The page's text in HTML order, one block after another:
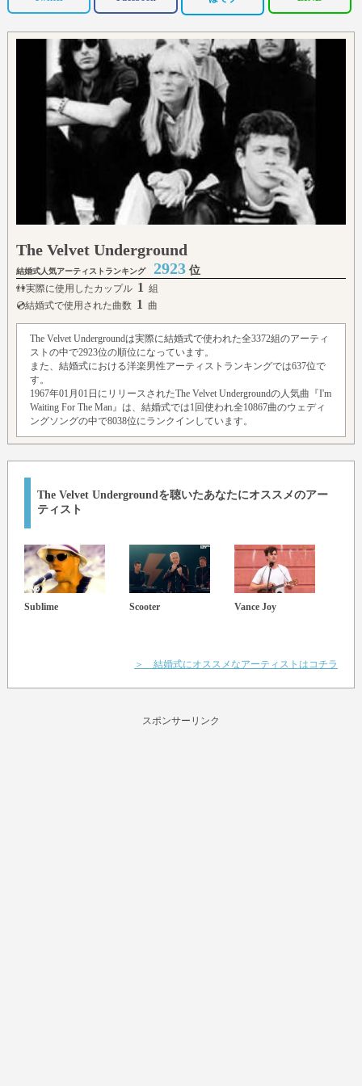
The Velvet Underground
結婚式人気アーティストランキング 2923 位
👫実際に使用したカップル 1 組
💿結婚式で使用された曲数 1 曲
The Velvet Undergroundは実際に結婚式で使われた全3372組のアーティ
ストの中で2923位の順位になっています。
また、結婚式における洋楽男性アーティストランキングでは637位で
す。
1967年01月01日にリリースされたThe Velvet Undergroundの人気曲『I'm
Waiting For The Man』は、結婚式では1回使われ全10867曲のウェディ
ングソングの中で8038位にランクインしています。
The Velvet Undergroundを聴いたあなたにオススメのアー
ティスト
Sublime Scooter Vance Joy
＞ 結婚式にオススメなアーティストはコチラ
スポンサーリンク